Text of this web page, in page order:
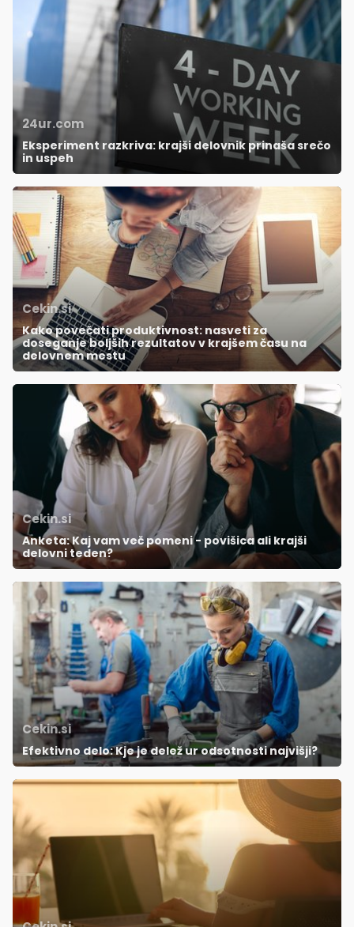
24ur.com
Eksperiment razkriva: krajši delovnik prinaša srečo
in uspeh
Cekin.si
Kako povečati produktivnost: nasveti za
doseganje boljših rezultatov v krajšem času na
delovnem mestu
Cekin.si
Anketa: Kaj vam več pomeni - povišica ali krajši
delovni teden?
Cekin.si
Efektivno delo: Kje je delež ur odsotnosti najvišji?